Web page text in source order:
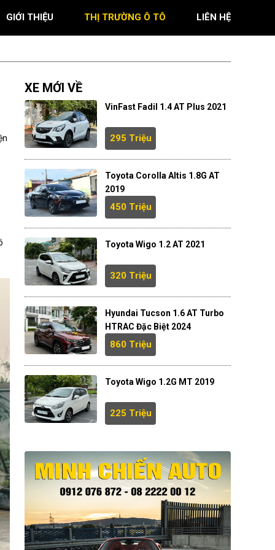
GIỚI THIỆU THỊ TRƯỜNG Ô TÔ LIÊN HỆ
XE MỚI VỀ
VinFast Fadil 1.4 AT Plus 2021
295 Triệu
Toyota Corolla Altis 1.8G AT
2019
450 Triệu
Toyota Wigo 1.2 AT 2021
320 Triệu
Hyundai Tucson 1.6 AT Turbo
HTRAC Đặc Biệt 2024
860 Triệu
Toyota Wigo 1.2G MT 2019
225 Triệu